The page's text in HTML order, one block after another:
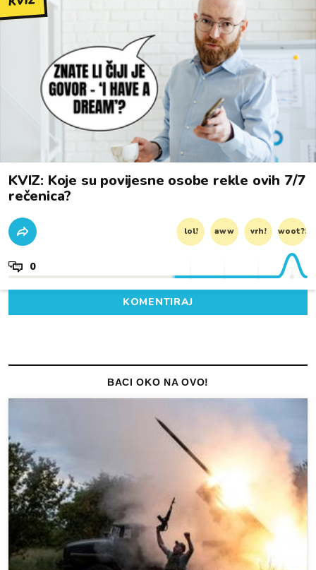
KVIZ: Koje su povijesne osobe rekle ovih 7/7
rečenica?
lol! aww vrh! woot?!
0
KOMENTIRAJ